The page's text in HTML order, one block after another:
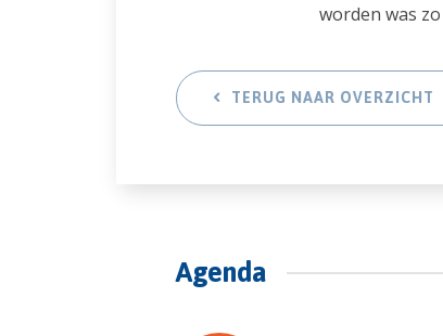
worden was
TERUG NAAR OVERZICHT
Agenda